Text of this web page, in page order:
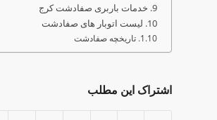
خدمات باربری صفادشت کرج
لیست اتوبار های صفادشت
تاریخچه صفادشت
اشتراک این مطلب